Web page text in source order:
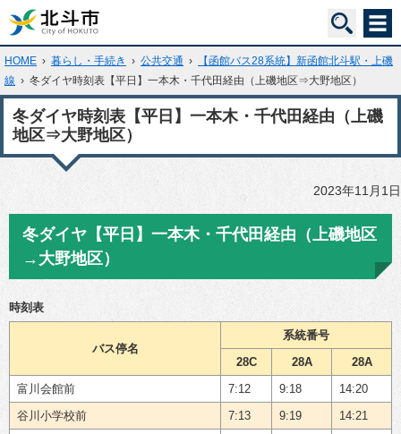
HOME › 暮らし・手続き › 公共交通 ›
【函館バス28系統】新函館北斗駅・上磯
線 › 冬ダイヤ時刻表【平日】一本木・千代田経由（上磯地区⇒大野地区）
冬ダイヤ時刻表【平日】一本木・千代田経由（上磯
地区⇒大野地区）
2023年11月1日
冬ダイヤ【平日】一本木・千代田経由（上磯地区
→大野地区）
時刻表
バス停名
系統番号
28C
28A
28A
富川会館前
7:12 9:18
14:20
谷川小学校前
7:13 9:19
14:21